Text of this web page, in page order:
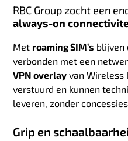
RBC Group zocht een
always-on
Met roaming SIM’s blijven
verbonden met een
VPN overlay van Wireless
verstuurd en kunnen
leveren, zonder
Grip en